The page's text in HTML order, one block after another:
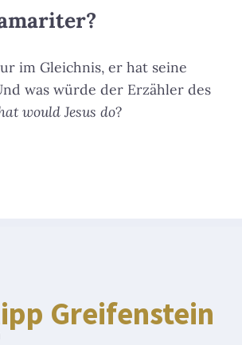
im Gleichnis, er hat seine
was würde der Erzähler des
would Jesus do?
Greifenstein